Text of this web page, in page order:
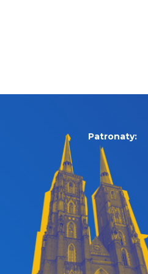
Patronaty: